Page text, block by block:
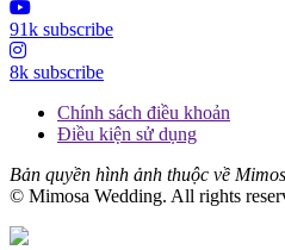
91k subscribe
8k subscribe
Chính sách điều khoản
Điều kiện sử dụng
Bản quyền hình ảnh thuộc về
© Mimosa Wedding. All rights